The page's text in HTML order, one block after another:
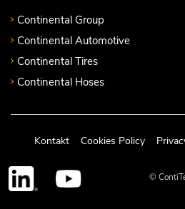
Continental Group
Continental Automotive
Continental Tires
Continental Hoses
Kontakt Cookies Policy
©